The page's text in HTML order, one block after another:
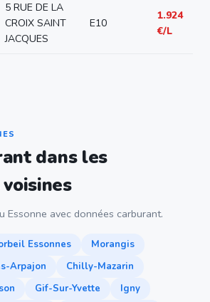
5 RUE DE LA
CROIX SAINT
JACQUES
E10
1.924
€/L
dans les
Essonne avec données carburant.
Essonnes
Morangis
Arpajon
Chilly-Mazarin
Gif-Sur-Yvette
Igny